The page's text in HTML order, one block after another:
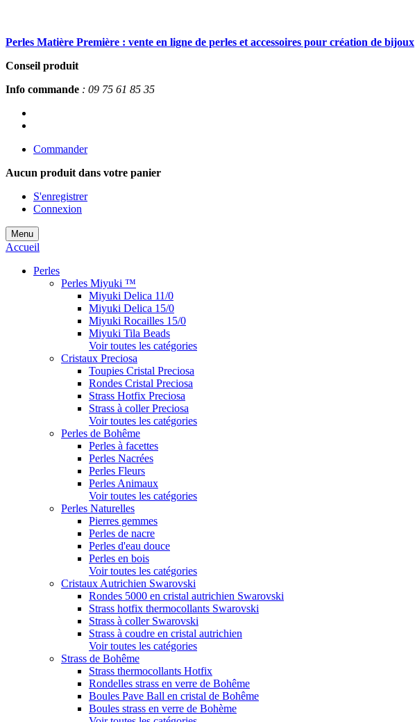
Perles Matière Première : vente en ligne de perles et accessoires pour création de bijoux
Conseil produit
Info commande : 09 75 61 85 35
Commander
Aucun produit dans votre panier
S'enregistrer
Connexion
Menu
Accueil
Perles
Perles Miyuki ™
Miyuki Delica 11/0
Miyuki Delica 15/0
Miyuki Rocailles 15/0
Miyuki Tila Beads
Voir toutes les catégories
Cristaux Preciosa
Toupies Cristal Preciosa
Rondes Cristal Preciosa
Strass Hotfix Preciosa
Strass à coller Preciosa
Voir toutes les catégories
Perles de Bohême
Perles à facettes
Perles Nacrées
Perles Fleurs
Perles Animaux
Voir toutes les catégories
Perles Naturelles
Pierres gemmes
Perles de nacre
Perles d'eau douce
Perles en bois
Voir toutes les catégories
Cristaux Autrichien Swarovski
Rondes 5000 en cristal autrichien Swarovski
Strass hotfix thermocollants Swarovski
Strass à coller Swarovski
Strass à coudre en cristal autrichien
Voir toutes les catégories
Strass de Bohême
Strass thermocollants Hotfix
Rondelles strass en verre de Bohême
Boules Pave Ball en cristal de Bohême
Boules strass en verre de Bohème